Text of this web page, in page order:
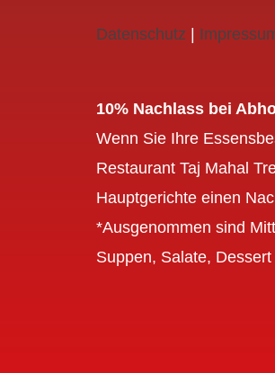
Datenschutz |
10% Nachlass bei
Wenn Sie Ihre
Restaurant Taj Mahal
Hauptgerichte einen
*Ausgenommen sind
Suppen, Salate,